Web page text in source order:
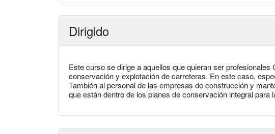
Dirigido
Este curso se dirige a aquellos que quieran ser
conservación y explotación de carreteras. En este caso,
También al personal de las empresas de construcción y
que están dentro de los planes de conservación integral